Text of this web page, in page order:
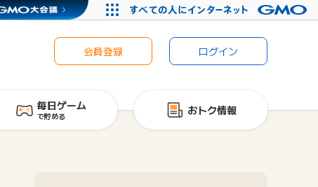
会員登録 ログイン
毎日ゲーム
で貯める おトク情報